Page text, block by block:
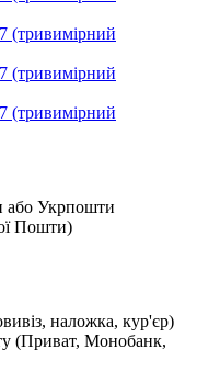
або Укрпошти
Пошти)
наложка, кур'єр)
(Приват, Монобанк,